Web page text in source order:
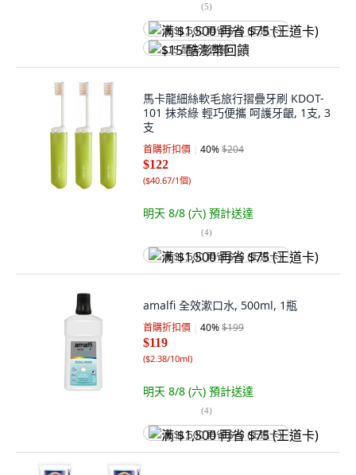
(5)
满 $1,500 再省 $75 (王道卡)
$15 酷澎幣回饋
馬卡龍細絲軟毛旅行摺疊牙刷 KDOT-
101 抹茶綠 輕巧便攜 呵護牙齦, 1支, 3
支
首購折扣價 40%$204
$122
($40.67/1個)
明天 8/8 (六) 預計送達
(4)
满 $1,500 再省 $75 (王道卡)
amalfi 全效漱口水, 500ml, 1瓶
首購折扣價 40%$199
$119
($2.38/10ml)
明天 8/8 (六) 預計送達
(4)
满 $1,500 再省 $75 (王道卡)